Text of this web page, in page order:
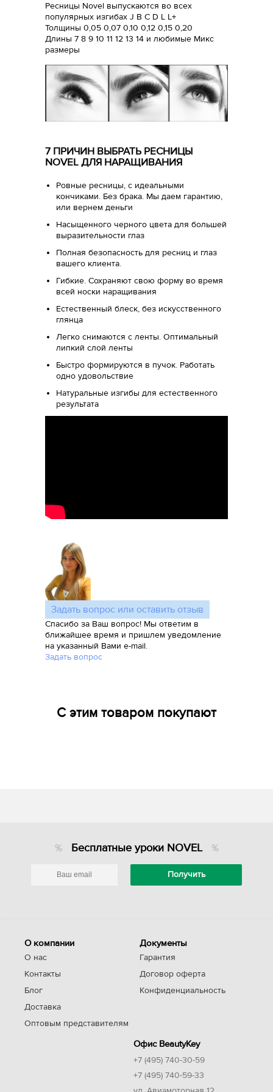
Ресницы Novel выпускаются во всех
популярных изгибах J B C D L L+
Толщины 0,05 0,07 0,10 0,12 0,15 0,20
Длины 7 8 9 10 11 12 13 14 и любимые Микс
размеры
7 ПРИЧИН ВЫБРАТЬ РЕСНИЦЫ
NOVEL ДЛЯ НАРАЩИВАНИЯ
Ровные ресницы, с идеальными
кончиками. Без брака. Мы даем гарантию,
или вернем деньги
Насыщенного черного цвета для большей
выразительности глаз
Полная безопасность для ресниц и глаз
вашего клиента.
Гибкие. Сохраняют свою форму во время
всей носки наращивания
Естественный блеск, без искусственного
глянца
Легко снимаются с ленты. Оптимальный
липкий слой ленты
Быстро формируются в пучок. Работать
одно удовольствие
Натуральные изгибы для естественного
результата
Задать вопрос или оставить отзыв
Спасибо за Ваш вопрос! Мы ответим в
ближайшее время и пришлем уведомление
на указанный Вами e-mail.
Задать вопрос
С этим товаром покупают
Бесплатные уроки NOVEL
О компании
О нас
Контакты
Блог
Доставка
Оптовым представителям
Документы
Гарантия
Договор оферта
Конфиденциальность
Офис BeautyKey
+7 (495) 740-30-59
+7 (495) 740-59-33